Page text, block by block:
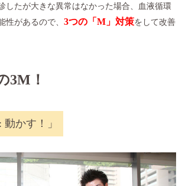
したが大きな異常はなかった場合、血液循環
性があるので、 3つの「M」対策をして改善
3M！
かす！」